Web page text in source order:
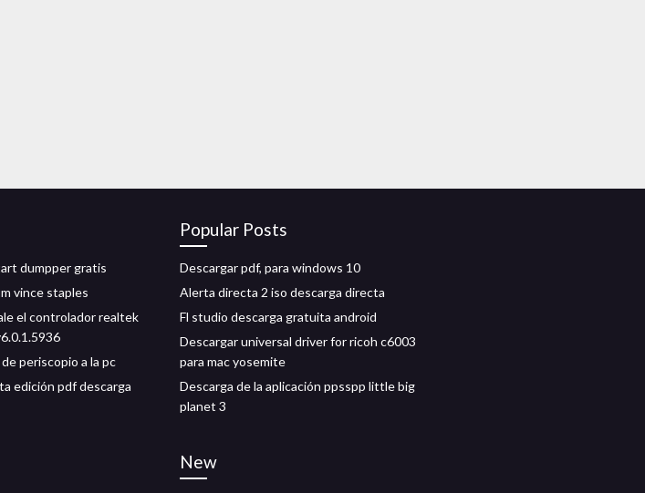
dumpper gratis
vince staples
el controlador realtek
periscopio a la pc
edición pdf descarga
Popular Posts
Descargar pdf, para windows 10
Alerta directa 2 iso descarga directa
Fl studio descarga gratuita android
Descargar universal driver for ricoh c6003
para mac yosemite
Descarga de la aplicación ppsspp little big
planet 3
New